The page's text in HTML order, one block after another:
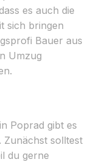
es auch die
sich bringen
Bauer aus
Umzug
Poprad gibt es
Zunächst solltest
du gerne